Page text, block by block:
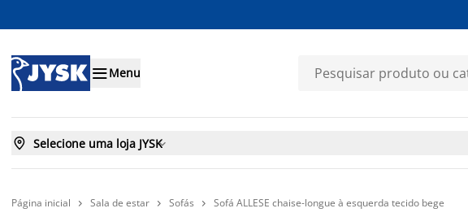
Menu
 Selecione uma loja JYSK
Página inicial  Sala de estar  Sofás  Sofá ALLESE chaise-longue à esquerda tecido bege